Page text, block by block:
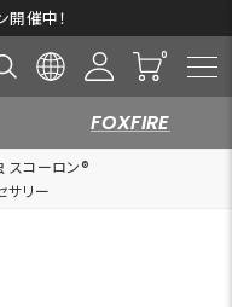
催中！
FOXFIRE
スコーロン®
サリー